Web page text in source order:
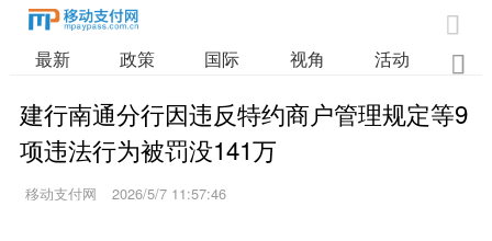

最新 政策 国际 视角 活动 业

建行南通分行因违反特约商户管理规定等9
项违法行为被罚没141万
移动支付网 2026/5/7 11:57:46